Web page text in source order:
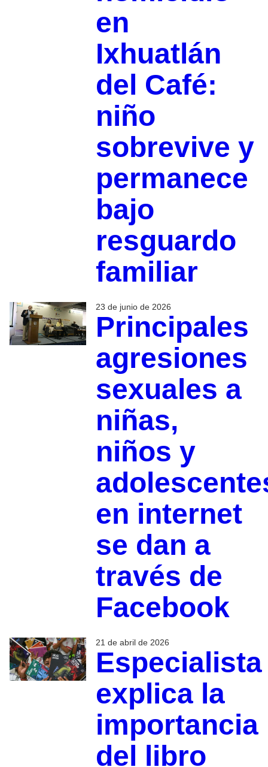
en
Ixhuatlán
del Café:
niño
sobrevive y
permanece
bajo
resguardo
familiar
23 de junio de 2026
Principales
agresiones
sexuales a
niñas,
niños y
en internet
se dan a
través de
Facebook
21 de abril de 2026
Especialista
explica la
importancia
del libro